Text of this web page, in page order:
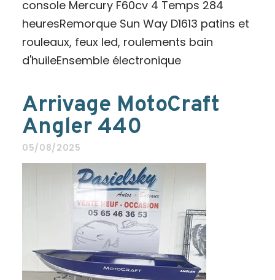
console Mercury F60cv 4 Temps 284
heuresRemorque Sun Way D1613 patins et
rouleaux, feux led, roulements bain
d'huileEnsemble électronique
Arrivage MotoCraft
Angler 440
05/08/2025